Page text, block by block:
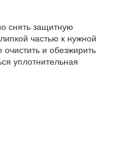
снять защитную
частью к нужной
и обезжирить
уплотнительная